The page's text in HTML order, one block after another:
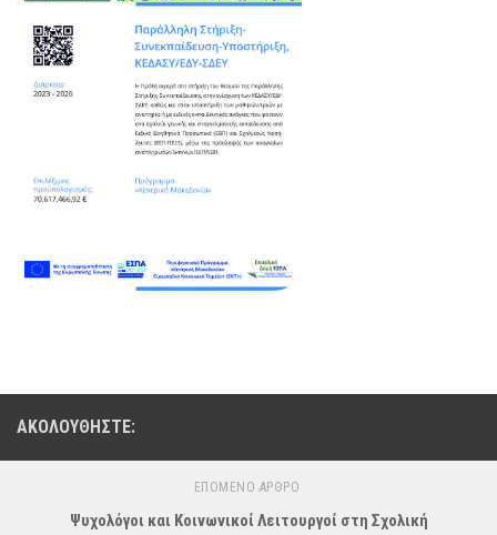
ΑΚΟΛΟΥΘΉΣΤΕ:
ΕΠΌΜΕΝΟ ΆΡΘΡΟ
Ψυχολόγοι και Κοινωνικοί Λειτουργοί στη Σχολική